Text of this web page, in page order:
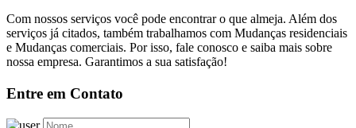
Com nossos serviços você pode encontrar o que almeja. Além dos
serviços já citados, também trabalhamos com Mudanças residenciais
e Mudanças comerciais. Por isso, fale conosco e saiba mais sobre
nossa empresa. Garantimos a sua satisfação!
Entre em Contato